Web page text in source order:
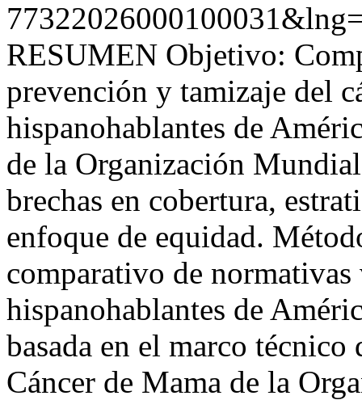
RESUMEN Objetivo:
prevención y tamizaje del
hispanohablantes de
de la Organización
brechas en cobertura,
enfoque de equidad.
comparativo de normativas
hispanohablantes de
basada en el marco
Cáncer de Mama de la